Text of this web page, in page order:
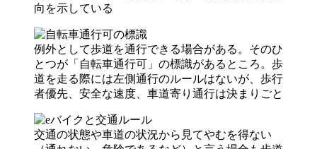
向を示している
例外として歩道を通行できる場合がある。そのひ
とつが「自転車通行可」の標識があるところ。歩
道を走る際には左側通行のルールはないが、歩行
者優先、安全な速度、車道寄り通行は決まりごと
交通の状態や車道の状況から見てやむを得ない